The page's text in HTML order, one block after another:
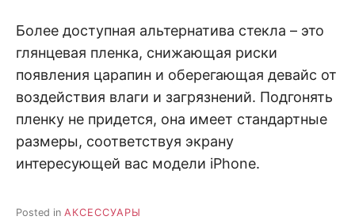
Более доступная альтернатива стекла – это
глянцевая пленка, снижающая риски
появления царапин и оберегающая девайс от
воздействия влаги и загрязнений. Подгонять
пленку не придется, она имеет стандартные
размеры, соответствуя экрану
интересующей вас модели iPhone.
Posted in AКСЕССУАРЫ